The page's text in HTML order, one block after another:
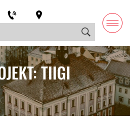
TIIGI